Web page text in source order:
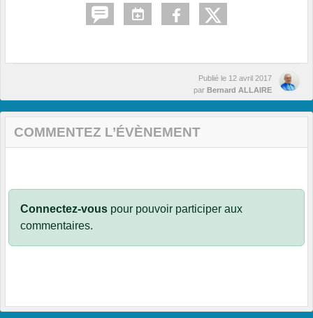
Publié le 12 avril 2017
par Bernard ALLAIRE
COMMENTEZ L’ÉVÈNEMENT
Connectez-vous pour pouvoir participer aux
commentaires.